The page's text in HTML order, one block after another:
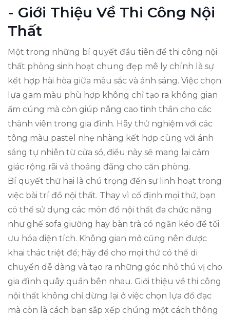
- Giới Thiệu Về Thi Công Nội
Thất
Một trong những bí quyết đầu tiên để thi công nội
thất phòng sinh hoạt chung đẹp mê ly chính là sự
kết hợp hài hòa giữa màu sắc và ánh sáng. Việc chọn
lựa gam màu phù hợp không chỉ tạo ra không gian
ấm cúng mà còn giúp nâng cao tinh thần cho các
thành viên trong gia đình. Hãy thử nghiệm với các
tông màu pastel nhẹ nhàng kết hợp cùng với ánh
sáng tự nhiên từ cửa sổ, điều này sẽ mang lại cảm
giác rộng rãi và thoáng đãng cho căn phòng.
Bí quyết thứ hai là chú trọng đến sự linh hoạt trong
việc bài trí đồ nội thất. Thay vì cố định mọi thứ, bạn
có thể sử dụng các món đồ nội thất đa chức năng
như ghế sofa giường hay bàn trà có ngăn kéo để tối
ưu hóa diện tích. Không gian mở cũng nên được
khai thác triệt để; hãy để cho mọi thứ có thể di
chuyển dễ dàng và tạo ra những góc nhỏ thú vị cho
gia đình quây quần bên nhau. Giới thiệu về thi công
nội thất không chỉ dừng lại ở việc chọn lựa đồ đạc
mà còn là cách bạn sắp xếp chúng một cách thông